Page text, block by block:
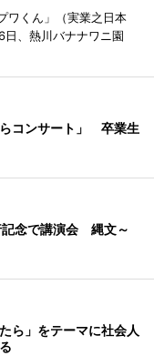
ワくん」（実業之日本
、熱川バナナワニ園
コンサート」 卒業生
記念で講演会 縄文～
ら」をテーマに社会人